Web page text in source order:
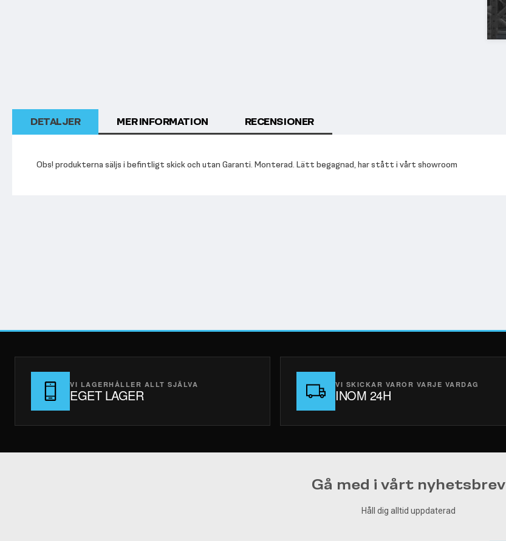
DETALJER
Obs! produkterna säljs i befintligt skick och utan Garanti. Monterad. Lätt begagnad, har stått i vårt showroom
MER INFORMATION RECENSIONER
VI LAGERHÅLLER ALLT SJÄLVA
EGET LAGER
VI SKICKAR VAROR VARJE VARDAG
INOM 24H
Gå med i vårt nyhetsbrev
Håll dig alltid uppdaterad